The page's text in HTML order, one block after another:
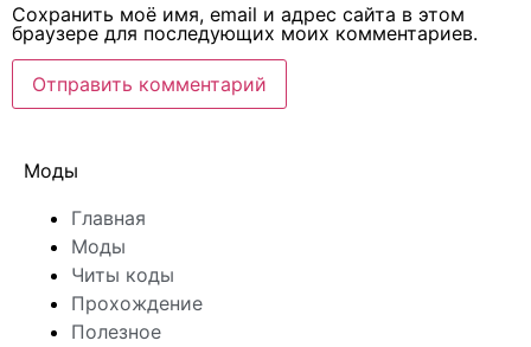
Сохранить моё имя, email и адрес сайта в этом
браузере для последующих моих комментариев.
Моды
Главная
Моды
Читы коды
Прохождение
Полезное